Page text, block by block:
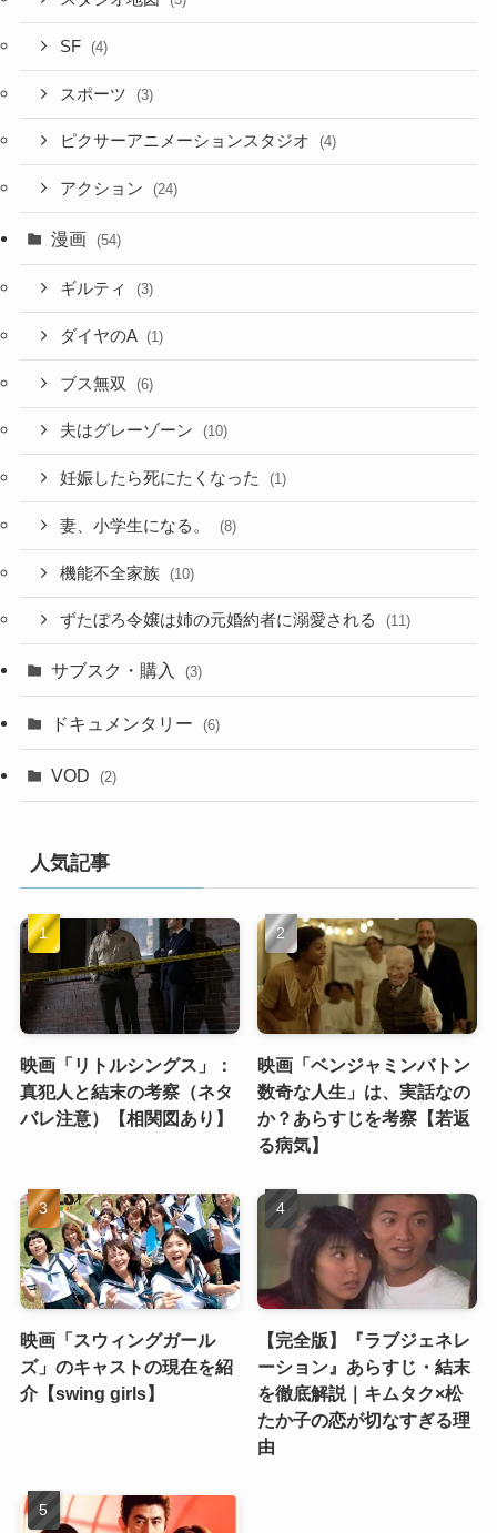
SF (4)
スポーツ (3)
ピクサーアニメーションスタジオ (4)
アクション (24)
漫画 (54)
ギルティ (3)
ダイヤのA (1)
ブス無双 (6)
夫はグレーゾーン (10)
妊娠したら死にたくなった (1)
妻、小学生になる。 (8)
機能不全家族 (10)
ずたぼろ令嬢は姉の元婚約者に溺愛される (11)
サブスク・購入 (3)
ドキュメンタリー (6)
VOD (2)
人気記事
映画「リトルシングス」：
真犯人と結末の考察（ネタ
バレ注意）【相関図あり】
映画「ベンジャミンバトン
数奇な人生」は、実話なの
か？あらすじを考察【若返
る病気】
映画「スウィングガール
ズ」のキャストの現在を紹
介【swing girls】
【完全版】『ラブジェネレ
ーション』あらすじ・結末
を徹底解説｜キムタク×松
たか子の恋が切なすぎる理
由